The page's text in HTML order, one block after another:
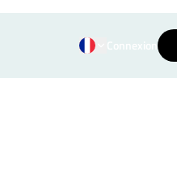
Connexion